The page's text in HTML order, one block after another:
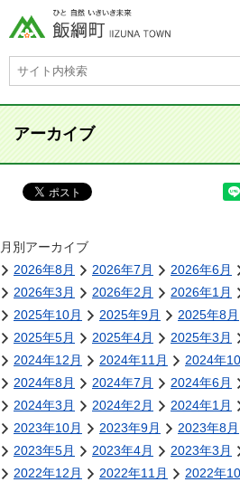
アーカイブ
月別アーカイブ
2026年8月
2026年7月 2026年6月
2026年3月
2026年2月 2026年1月
2025年10月
2025年9月 2025年8月
2025年5月
2025年4月 2025年3月
2024年12月
2024年11月 2024年
2024年8月
2024年7月 2024年6月
2024年3月
2024年2月 2024年1月
2023年10月
2023年9月 2023年8月
2023年5月
2023年4月 2023年3月
2022年12月
2022年11月 2022年